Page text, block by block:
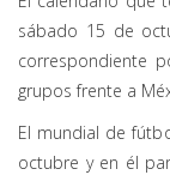
sábado 15 de
correspondiente
grupos frente a
El mundial de
octubre y en él